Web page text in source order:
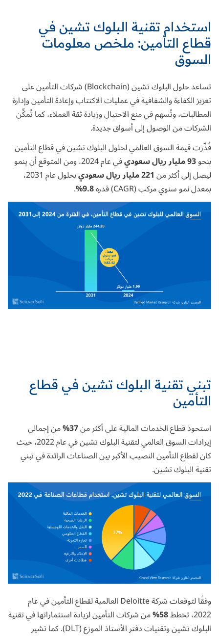
استخدام تقنية البلوك تشين في
قطاع التأمين: ملخص معلومات
السوق
تساعد حلول البلوك تشين (Blockchain) شركات التأمين على
تعزيز الكفاءة والشفافية في عمليات الاكتتاب وإعادة التأمين وإدارة
المطالبات، وتُسهم في منع الاحتيال وزيادة ثقة العملاء، كما تُمكِّن
الشركات من الوصول إلى أسواق جديدة.
قُدِّرت قيمة السوق العالمي لحلول البلوك تشين في قطاع التأمين
بنحو93 مليار ريال سعودي في عام 2024، ومن المتوقعأن ينمو
ليصل إلى أكثر من221 مليار ريال سعودي
بحلول عام 2031،
بمعدل نمو سنوي مركب (CAGR) قدره
9.8%
.
تبني تقنية البلوك تشين في قطاع
التأمين
استحوذقطاع الخدمات المالية على أكثر من37% من إجمالي
إيرادات السوق العالمي لتقنية البلوك تشين في عام 2022، حيث
كان لقطاع التأمين النصيب الأكبر بين الصناعات الرائدة في تبني
تقنية البلوك تشين.
وفقًا لتوقعات شركة Deloitte العالمية لقطاع التأمين في عام
2022، تخطط58% من شركات التأمين لزيادة استثماراتها في تقنية
البلوك تشين وتقنيات دفتر الأستاذ الموزع (DLT). كما تشير